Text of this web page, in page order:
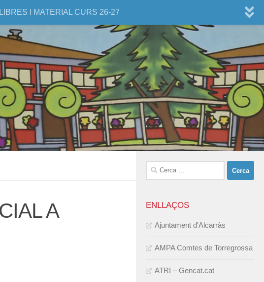
I MATERIAL CURS 26-27
A
Cerca:
ENLLAÇOS
Ajuntament d'Alcarràs
AMPA Comtes de Torregrossa
ATRI – Gencat.cat